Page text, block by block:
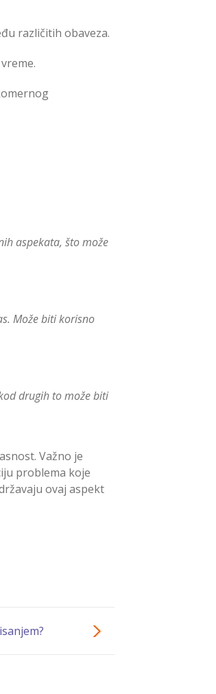
različitih obaveza.
aspekata, što može
Može biti korisno
drugih to može biti
Važno je
problema koje
ovaj aspekt